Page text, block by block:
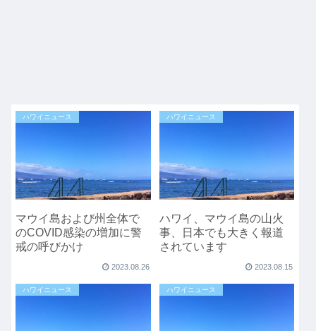
ハワイニュース
マウイ島および州全体で
のCOVID感染の増加に警
戒の呼びかけ
2023.08.26
ハワイニュース
ハワイ、マウイ島の山火
事、日本でも大きく報道
されています
2023.08.15
ハワイニュース ハワイニュース